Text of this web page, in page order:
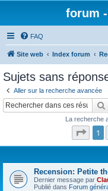
forum
FAQ
Site web Index forum
Sujets sans
Aller sur la recherche avancée
La recherche
Page
1
Recension: Petite
Dernier message par
Publié dans Forum